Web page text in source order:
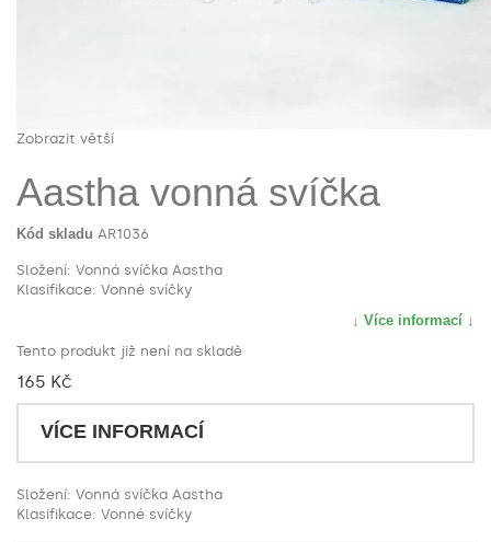
Zobrazit větší
Aastha vonná svíčka
Kód skladu AR1036
Složení: Vonná svíčka Aastha
Klasifikace: Vonné svíčky
↓ Více informací ↓
Tento produkt již není na skladě
165 Kč
VÍCE INFORMACÍ
Složení: Vonná svíčka Aastha
Klasifikace: Vonné svíčky